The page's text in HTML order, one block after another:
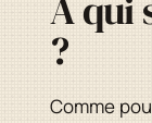
?
Comme